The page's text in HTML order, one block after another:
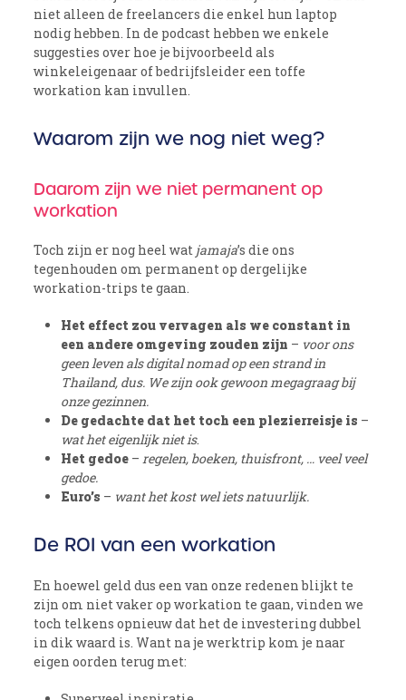
niet alleen de freelancers die enkel hun laptop
nodig hebben. In de podcast hebben we enkele
suggesties over hoe je bijvoorbeeld als
winkeleigenaar of bedrijfsleider een toffe
workation kan invullen.
Waarom zijn we nog niet weg?
Daarom zijn we niet permanent op
workation
Toch zijn er nog heel wat jamaja’s die ons
tegenhouden om permanent op dergelijke
workation-trips te gaan.
Het effect zou vervagen als we constant in
een andere omgeving zouden zijn – voor ons
geen leven als digital nomad op een strand in
Thailand, dus. We zijn ook gewoon megagraag bij
onze gezinnen.
De gedachte dat het toch een plezierreisje is –
wat het eigenlijk niet is.
Het gedoe –regelen, boeken, thuisfront, … veel veel
gedoe.
Euro’s – want het kost wel iets natuurlijk.
De ROI van een workation
En hoewel geld dus een van onze redenen blijkt te
zijn om niet vaker op workation te gaan, vinden we
toch telkens opnieuw dat het de investering dubbel
in dik waard is. Want na je werktrip kom je naar
eigen oorden terug met: